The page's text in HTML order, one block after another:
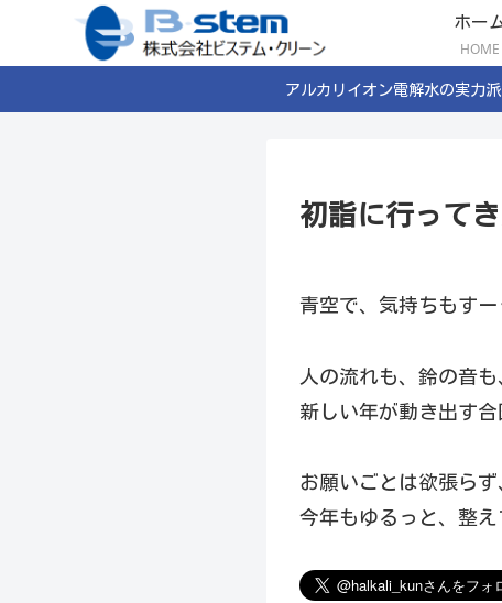
ホー
HOME
アルカリイオン電解水の実力
初詣に行って
青空で、気持ちもすー
人の流れも、鈴の音も
新しい年が動き出す
お願いごとは欲張らず
今年もゆるっと、整